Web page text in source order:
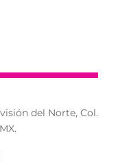
del Norte, Col.